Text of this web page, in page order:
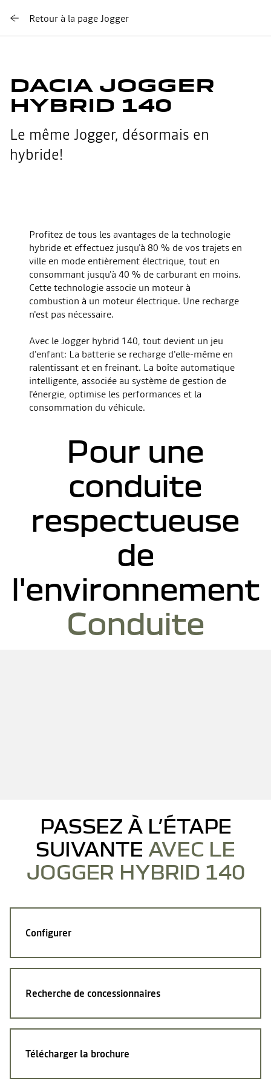
Retour à la page Jogger
DACIA JOGGER
HYBRID 140
Le même Jogger, désormais en
hybride!
pour accéder au contenu. (CTA - Autoriser)
REFUSER
J'ACCEPTE
Profitez de tous les avantages de la technologie
hybride et effectuez jusqu'à 80 % de vos trajets en
ville en mode entièrement électrique, tout en
consommant jusqu'à 40 % de carburant en moins.
Cette technologie associe un moteur à
combustion à un moteur électrique. Une recharge
n'est pas nécessaire.
Avec le Jogger hybrid 140, tout devient un jeu
d'enfant: La batterie se recharge d'elle-même en
ralentissant et en freinant. La boîte automatique
intelligente, associée au système de gestion de
l'énergie, optimise les performances et la
consommation du véhicule.
Pour une
conduite
respectueuse
de
l'environnement
Conduite
PASSEZ À L’ÉTAPE
SUIVANTE AVEC LE
JOGGER HYBRID 140
Configurer
Recherche de concessionnaires
Télécharger la brochure